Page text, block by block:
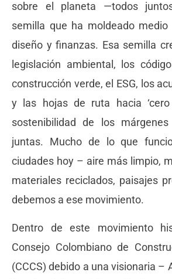
sobre el planeta —todos
semilla que ha moldeado medio
diseño y finanzas. Esa semilla
legislación ambiental, los
construcción verde, el ESG, los
y las hojas de ruta hacia
sostenibilidad de los
juntas. Mucho de lo que
ciudades hoy – aire más limpio,
materiales reciclados, paisajes
debemos a ese movimiento.
Dentro de este movimiento
Consejo Colombiano de
(CCCS) debido a una visionaria –